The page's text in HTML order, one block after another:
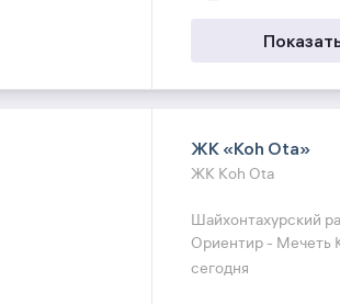
Состояние новый
Цена 130.000 торг
ЖК «Koh Ota»
ЖК Koh Ota
Шайхонтахурский
Ориентир - Мечеть
перекресток
сегодня